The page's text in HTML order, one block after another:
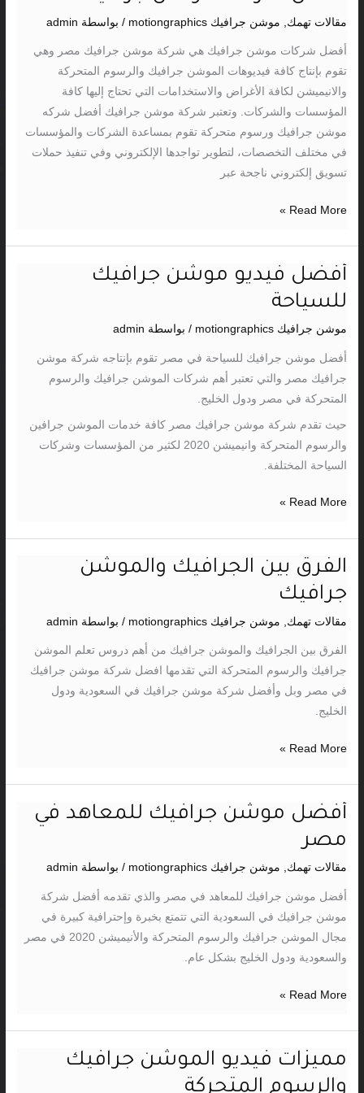
مقالات تهمك موشن جرافيك motiongraphics / بواسطة admin
أفضل شركات موشن جرافيك هي شركة موشن جرافيك مصر وهي
تقوم بإنتاج كافة فيديوهات الموشن جرافيك والرسوم المتحركة
والانيميشن لكافة الأغراض والاستخدامات التي تحتاج إليها كافة
المؤسسات والشركات. وتعتبر شركة موشن جرافيك أفضل شركه
موشن جرافيك ورسوم متحركة تقوم بمساعدة الشركات والمؤسسات
في مختلف التخصصات، لتطوير تواجدها الإلكتروني وفي تنفيذ حملات
تسويق إلكتروني ناجحة عبر
جرافيك
Read More »
أفضل فيديو موشن جرافيك
للسياحة
موشن جرافيك motiongraphics / بواسطة admin
أفضل موشن جرافيك للسياحة في مصر تقوم بإنتاجه شركة موشن
جرافيك مصر والتي تعتبر أهم شركات الموشن جرافيك والرسوم
المتحركة في مصر ودول الخليج.
حيث تقدم شركة موشن جرافيك مصر كافة خدمات الموشن جرافين
والرسوم المتحركة وانيميشن 2020 لكثير من المؤسسات وشركات
السياحة المختلفة.
أفضل
فيديو
جرافيك
للسياحة
Read More »
الفرق بين الجرافيك والموشن
جرافيك
مقالات تهمك موشن جرافيك motiongraphics / بواسطة admin
الفرق بين الجرافيك والموشن جرافيك من أهم دروس تعلم الموشن
جرافيك والرسوم المتحركة التي تقدمها افضل شركة موشن جرافيك
في مصر وبل وأفضل شركة موشن جرافيك في السعودية ودول
الخليج.
الفرق
الجرافيك
والموشن
جرافيك
Read More »
أفضل موشن جرافيك للمعاهد في
مصر
مقالات تهمك, موشن جرافيك motiongraphics / بواسطة admin
أفضل موشن جرافيك للمعاهد في مصر والذي تقدمه أفضل شركة
موشن جرافيك في السعودية التي تتمتع بخبرة وإحترافية كبيرة في
مجال الموشن جرافيك والرسوم المتحركة والأنيميشن 2020 في مصر
والسعودية ودول الخليج بشكل عام.
أفضل
للمعاهد
في
مصر
Read More »
مميزات فيديو الموشن جرافيك
والرسوم المتحركة
مميزات
فيديو